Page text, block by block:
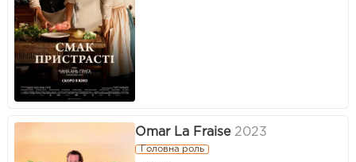
Omar La Fraise 2023
Головна роль